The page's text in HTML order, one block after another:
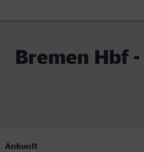
Bremen Hbf
Ankunft